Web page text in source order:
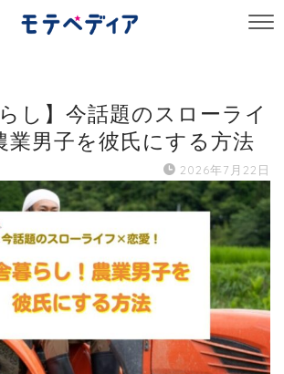
らし】今話題のスローライ
業男子を彼氏にする方法
2026年7月22日